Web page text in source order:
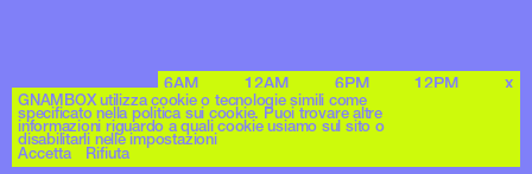
6AM 12AM 6PM 12PM x
GNAMBOX utilizza cookie o tecnologie simili come
specificato nella politica sui cookie. Puoi trovare altre
informazioni riguardo a quali cookie usiamo sul sito o
disabilitarli nelle impostazioni
Accetta Rifiuta